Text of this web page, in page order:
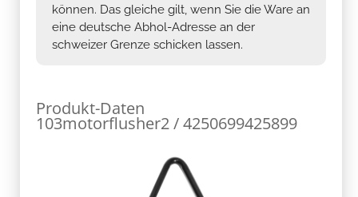
können. Das gleiche gilt, wenn Sie die Ware an
eine deutsche Abhol-Adresse an der
schweizer Grenze schicken lassen.
Produkt-Daten
103motorflusher2 / 4250699425899